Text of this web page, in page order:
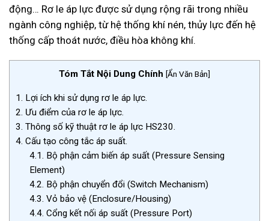
động… Rơ le áp lực được sử dụng rộng rãi trong nhiều
ngành công nghiệp, từ hệ thống khí nén, thủy lực đến hệ
thống cấp thoát nước, điều hòa không khí.
Tóm Tắt Nội Dung Chính [Ẩn Văn Bản]
1. Lợi ích khi sử dụng rơ le áp lực.
2. Ưu điểm của rơ le áp lực.
3. Thông số kỹ thuật rơ le áp lực HS230.
4. Cấu tạo công tắc áp suất.
4.1. Bộ phận cảm biến áp suất (Pressure Sensing
Element)
4.2. Bộ phận chuyển đổi (Switch Mechanism)
4.3. Vỏ bảo vệ (Enclosure/Housing)
4.4. Cổng kết nối áp suất (Pressure Port)